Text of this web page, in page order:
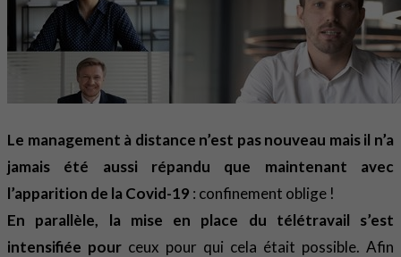
Le management à distance n’est pas nouveau mais il n’a
jamais été aussi répandu que maintenant avec
l’apparition de la Covid-19 : confinement oblige !
En parallèle, la mise en place du télétravail s’est
intensifiée pour ceux pour qui cela était possible. Afin